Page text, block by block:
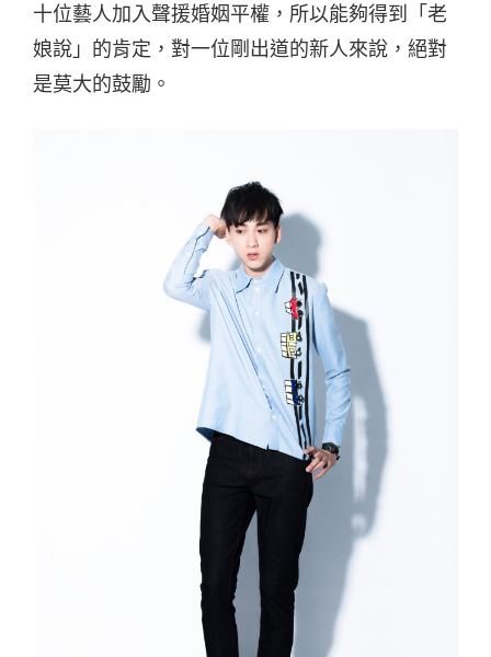
十位藝人加入聲援婚姻平權，所以能夠得到「老
娘說」的肯定，對一位剛出道的新人來說，絕對
是莫大的鼓勵。